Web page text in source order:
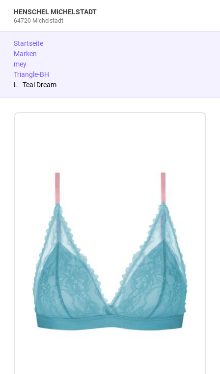
HENSCHEL MICHELSTADT
64720 Michelstadt
Startseite
Marken
mey
Triangle-BH
L - Teal Dream